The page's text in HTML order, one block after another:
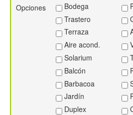
Opciones Bodega
Trastero
Terraza
Aire acond.
Solarium
Balcón
Barbacoa
Jardín
Duplex